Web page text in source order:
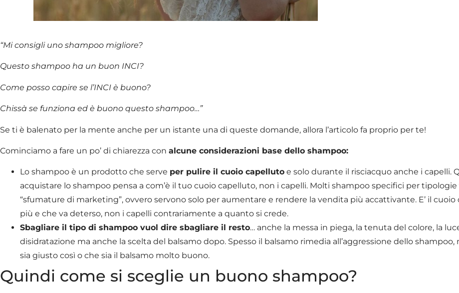
“Mi consigli uno shampoo migliore?
Questo shampoo ha un buon INCI?
Come posso capire se l’INCI è buono?
Chissà se funziona ed è buono questo shampoo…”
Se ti è balenato per la mente anche per un istante una di queste domande, allora l’articolo fa proprio per te!
Cominciamo a fare un po’ di chiarezza con alcune considerazioni base dello shampoo:
Lo shampoo è un prodotto che serve per pulire il cuoio capelluto e solo durante il risciacquo anche i capelli.
acquistare lo shampoo pensa a com’è il tuo cuoio capelluto, non i capelli. Molti shampoo specifici per
“sfumature di marketing”, ovvero servono solo per aumentare e rendere la vendita più accattivante. E’ il
più e che va deterso, non i capelli contrariamente a quanto si crede.
Sbagliare il tipo di shampoo vuol dire sbagliare il resto… anche la messa in piega, la tenuta del colore, la
disidratazione ma anche la scelta del balsamo dopo. Spesso il balsamo rimedia all’aggressione dello shampoo,
sia giusto così o che sia il balsamo molto buono.
Quindi come si sceglie un buono shampoo?